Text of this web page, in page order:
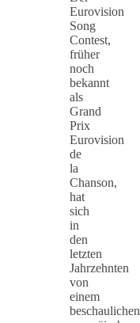
Eurovision
Song
Contest,
früher
noch
bekannt
als
Grand
Prix
Eurovision
de
la
Chanson,
hat
sich
in
den
letzten
Jahrzehnten
von
einem
beschaulichen